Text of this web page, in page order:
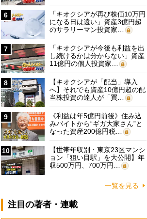
6
「キオクシアが再び株価10万円
になる日は遠い」資産3億円超
のサラリーマン投資家…
7
「キオクシアが今後も利益を出
し続けるかは分からない」資産
11億円の個人投資家…
8
【キオクシアが「配当」導入
へ】それでも資産10億円超の配
当株投資の達人が「買…
9
《利益は年5億円前後》住み込
みバイトから“ギガ大家さん”と
なった資産200億円税…
10
【世帯年収別・東京23区マンシ
ョン「狙い目駅」を大公開】年
収500万円、700万円…
一覧を見る
注目の著者・連載